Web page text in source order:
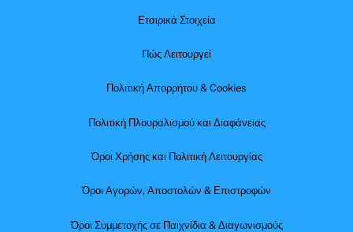
Εταιρικά Στοιχεία
Πώς Λειτουργεί
Πολιτική Απορρήτου & Cookies
Πολιτική Πλουραλισμού και Διαφάνειας
Όροι Χρήσης και Πολιτική Λειτουργίας
Όροι Αγορών, Αποστολών & Επιστροφών
Όροι Συμμετοχής σε Παιχνίδια & Διαγωνισμούς